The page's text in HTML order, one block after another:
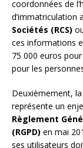
coordonnées de
d’immatriculation
Sociétés (RCS)
ces informations
75 000 euros
pour les
Deuxièmement,
représente un
Règlement
(RGPD) en mai
ses utilisateurs